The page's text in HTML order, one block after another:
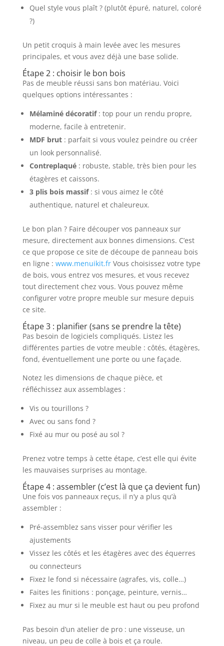
Quel style vous plaît ? (plutôt épuré, naturel, coloré
?)
Un petit croquis à main levée avec les mesures
principales, et vous avez déjà une base solide.
Étape 2 : choisir le bon bois
Pas de meuble réussi sans bon matériau. Voici
quelques options intéressantes :
Mélaminé décoratif: top pour un rendu propre,
moderne, facile à entretenir.
MDF brut: parfait si vous voulez peindre ou créer
un look personnalisé.
Contreplaqué: robuste, stable, très bien pour les
étagères et caissons.
3 plis bois massif: si vous aimez le côté
authentique, naturel et chaleureux.
Le bon plan ? Faire découper vos panneaux sur
mesure, directement aux bonnes dimensions. C’est
ce que propose ce site de découpe de panneau bois
en ligne : www.menuikit.frVous choisissez votre type
de bois, vous entrez vos mesures, et vous recevez
tout directement chez vous. Vous pouvez même
configurer votre propre meuble sur mesure depuis
ce site.
Étape 3 : planifier (sans se prendre la tête)
Pas besoin de logiciels compliqués. Listez les
différentes parties de votre meuble : côtés, étagères,
fond, éventuellement une porte ou une façade.
Notez les dimensions de chaque pièce, et
réfléchissez aux assemblages :
Vis ou tourillons ?
Avec ou sans fond ?
Fixé au mur ou posé au sol ?
Prenez votre temps à cette étape, c’est elle qui évite
les mauvaises surprises au montage.
Étape 4 : assembler (c’est là que ça devient fun)
Une fois vos panneaux reçus, il n’y a plus qu’à
assembler :
Pré-assemblez sans visser pour vérifier les
ajustements
Vissez les côtés et les étagères avec des équerres
ou connecteurs
Fixez le fond si nécessaire (agrafes, vis, colle…)
Faites les finitions : ponçage, peinture, vernis…
Fixez au mur si le meuble est haut ou peu profond
Pas besoin d’un atelier de pro : une visseuse, un
niveau, un peu de colle à bois et ça roule.